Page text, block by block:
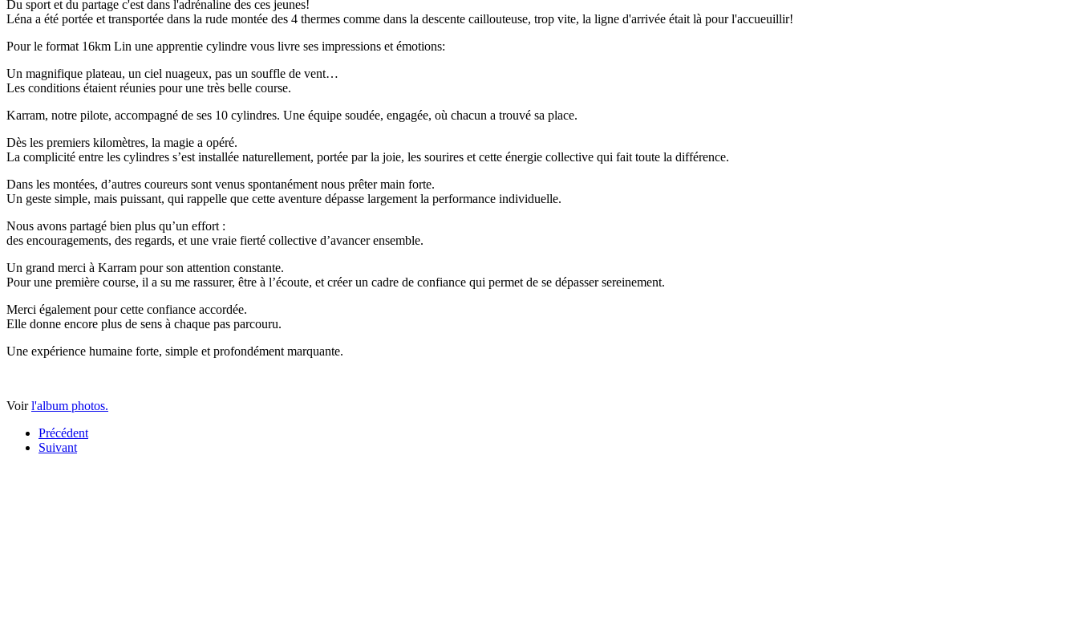
Du sport et du partage c'est dans l'adrénaline des ces jeunes!
Léna a été portée et transportée dans la rude montée des 4 thermes comme dans la descente caillouteuse, trop vite, la ligne d'arrivée était là pour l'accueuillir!
Pour le format 16km Lin une apprentie cylindre vous livre ses impressions et émotions:
Un magnifique plateau, un ciel nuageux, pas un souffle de vent…
Les conditions étaient réunies pour une très belle course.
Karram, notre pilote, accompagné de ses 10 cylindres. Une équipe soudée, engagée, où chacun a trouvé sa place.
Dès les premiers kilomètres, la magie a opéré.
La complicité entre les cylindres s’est installée naturellement, portée par la joie, les sourires et cette énergie collective qui fait toute la différence.
Dans les montées, d’autres coureurs sont venus spontanément nous prêter main forte.
Un geste simple, mais puissant, qui rappelle que cette aventure dépasse largement la performance individuelle.
Nous avons partagé bien plus qu’un effort :
des encouragements, des regards, et une vraie fierté collective d’avancer ensemble.
Un grand merci à Karram pour son attention constante.
Pour une première course, il a su me rassurer, être à l’écoute, et créer un cadre de confiance qui permet de se dépasser sereinement.
Merci également pour cette confiance accordée.
Elle donne encore plus de sens à chaque pas parcouru.
Une expérience humaine forte, simple et profondément marquante.
Voirl'album photos.
Précédent
Suivant